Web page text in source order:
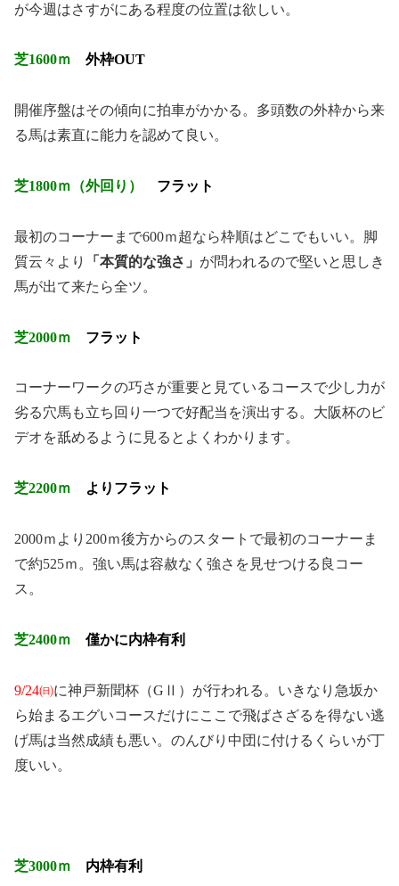
が今週はさすがにある程度の位置は欲しい。
芝1600ｍ 外枠OUT
開催序盤はその傾向に拍車がかかる。多頭数の外枠から来
る馬は素直に能力を認めて良い。
芝1800ｍ（外回り） フラット
最初のコーナーまで600ｍ超なら枠順はどこでもいい。脚
質云々より
「本質的な強さ」 が問われるので堅いと思しき
馬が出て来たら全ツ。
芝2000ｍ フラット
コーナーワークの巧さが重要と見ているコースで少し力が
劣る穴馬も立ち回り一つで好配当を演出する。大阪杯のビ
デオを舐めるように見るとよくわかります。
芝2200ｍ よりフラット
2000ｍより200ｍ後方からのスタートで最初のコーナーま
で約525ｍ。強い馬は容赦なく強さを見せつける良コー
ス。
芝2400ｍ 僅かに内枠有利
9/24㈰に神戸新聞杯（GⅡ）が行われる。いきなり急坂か
ら始まるエグいコースだけにここで飛ばさざるを得ない逃
げ馬は当然成績も悪い。のんびり中団に付けるくらいが丁
度いい。
芝3000ｍ 内枠有利